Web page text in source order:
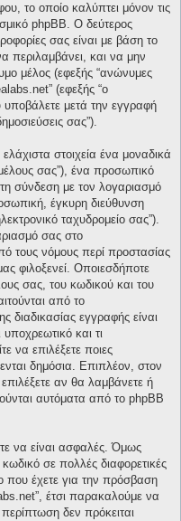
το οποίο καλύπτει μόνον τις
phpBB. Ο δεύτερος
σας είναι με βάση το
περιλαμβάνει, και να μην
μέλος (εφεξής “ανώνυμες
(εφεξής “ο
υποβάλετε μετά την εγγραφή
σας”).
στοιχεία ένα μοναδικά
σας”), ένα προσωπικό
τη σύνδεση με τον λογαριασμό
έγκυρη διεύθυνση
ταχυδρομείο σας”).
σας στο
τους νόμους περί προστασίας
φιλοξενεί. Οποιεσδήποτε
σας, του κωδικού και του
από το
διαδικασίας εγγραφής είναι
και τι
να επιλέξετε ποιες
δημόσια. Επιπλέον, στον
αν θα λαμβάνετε ή
αυτόματα από το phpBB
να είναι ασφαλές. Όμως
κωδικό σε πολλές διαφορετικές
που έχετε για την πρόσβαση
έτσι παρακαλούμε να
δεν πρόκειται